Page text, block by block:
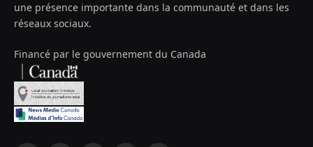
une présence importante dans la communauté et dans les
réseaux sociaux.
Financé par le gouvernement du Canada